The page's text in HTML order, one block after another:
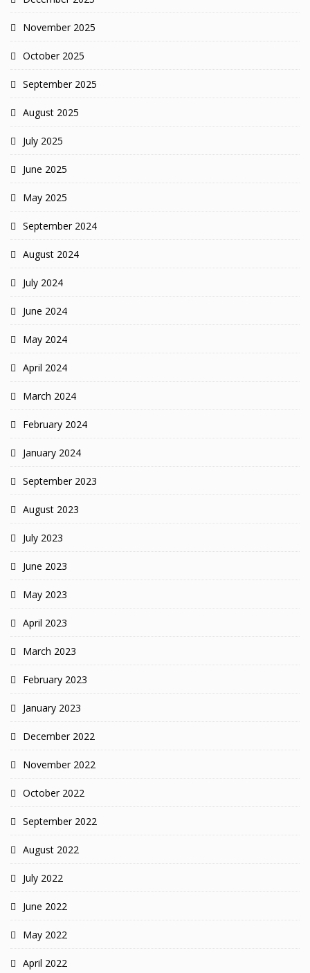
November 2025
October 2025
September 2025
August 2025
July 2025
June 2025
May 2025
September 2024
August 2024
July 2024
June 2024
May 2024
April 2024
March 2024
February 2024
January 2024
September 2023
August 2023
July 2023
June 2023
May 2023
April 2023
March 2023
February 2023
January 2023
December 2022
November 2022
October 2022
September 2022
August 2022
July 2022
June 2022
May 2022
April 2022